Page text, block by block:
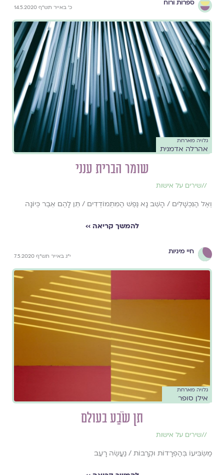
ספרות ורוח
כ' באייר תש"ף 14.5.2020
גלויה מארחת
אהרלה אדמנית
שומר הברית ענני
//שירים על אישות
וְאֶל הַנִּכְשָׁלִים / הָשֵׁב נָא נֶפֶשׁ הַמִּתְמוֹדְדִים / תֵּן לָהֶם אֵבֶר כְּיוֹנָה
להמשך קריאה ››
חיי מיניות
י"ג באייר תש"ף 7.5.2020
גלויה מארחת
אילן סופר
תן שֹׂבַע בעולם
//שירים על אישות
מַשְׂבִּיעוֹ בְּהַפְרָדוֹת וּקְרָבוֹת / נַעֲשֶׂה רָעֵב